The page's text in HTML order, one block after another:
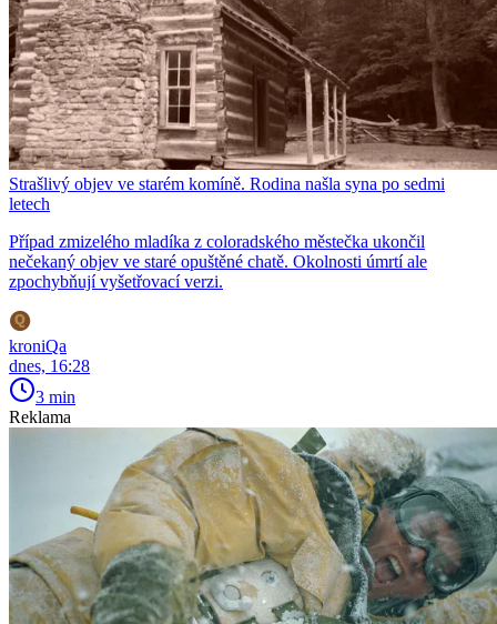
Strašlivý objev ve starém komíně. Rodina našla syna po sedmi
letech
Případ zmizelého mladíka z coloradského městečka ukončil
nečekaný objev ve staré opuštěné chatě. Okolnosti úmrtí ale
zpochybňují vyšetřovací verzi.
kroniQa
dnes, 16:28
3 min
Reklama